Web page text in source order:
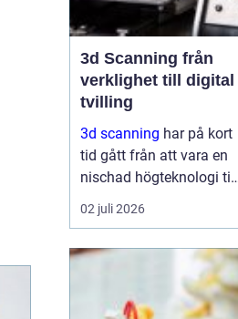
3d Scanning från
verklighet till digital
tvilling
3d scanning har på kort
tid gått från att vara en
nischad högteknologi till
ett praktiskt verktyg för
företag, fastighetsägare
verkligheten med laser
och kamera skapas...
02 juli 2026